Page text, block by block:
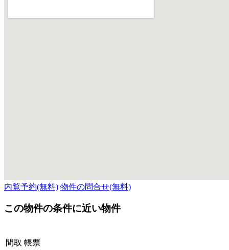
内覧予約(無料) 物件の問合せ(無料)
この物件の条件に近い物件
間取 帳票